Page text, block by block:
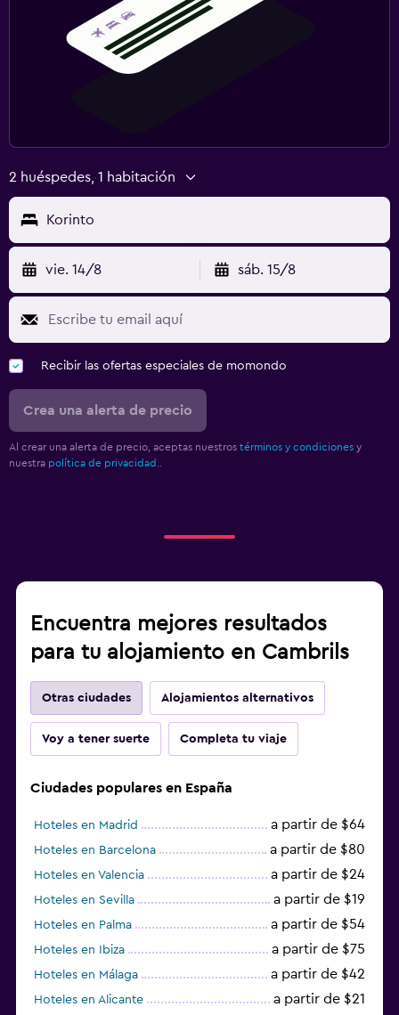
2 huéspedes, 1 habitación
Korinto
vie. 14/8 sáb. 15/8
Recibir las ofertas especiales de momondo
Crea una alerta de precio
Al crear una alerta de precio, aceptas nuestros términos y condiciones y
nuestra política de privacidad.
Encuentra mejores resultados
para tu alojamiento en Cambrils
Otras ciudades Alojamientos alternativos
Voy a tener suerte Completa tu viaje
Ciudades populares en España
Hoteles en Madrid a partir de $64
Hoteles en Barcelona a partir de $80
Hoteles en Valencia a partir de $24
Hoteles en Sevilla a partir de $19
Hoteles en Palma a partir de $54
Hoteles en Ibiza a partir de $75
Hoteles en Málaga a partir de $42
Hoteles en Alicante a partir de $21